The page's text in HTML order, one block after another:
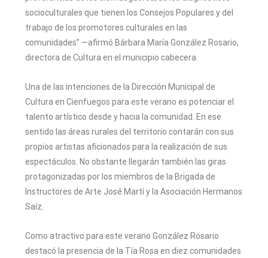
socioculturales que tienen los Consejos Populares y del
trabajo de los promotores culturales en las
comunidades” —afirmó Bárbara María González Rosario,
directora de Cultura en el municipio cabecera.
Una de las intenciones de la Dirección Municipal de
Cultura en Cienfuegos para este verano es potenciar el
talento artístico desde y hacia la comunidad. En ese
sentido las áreas rurales del territorio contarán con sus
propios artistas aficionados para la realización de sus
espectáculos. No obstante llegarán también las giras
protagonizadas por los miembros de la Brigada de
Instructores de Arte José Martí y la Asociación Hermanos
Saíz.
Como atractivo para este verano González Rosario
destacó la presencia de la Tía Rosa en diez comunidades